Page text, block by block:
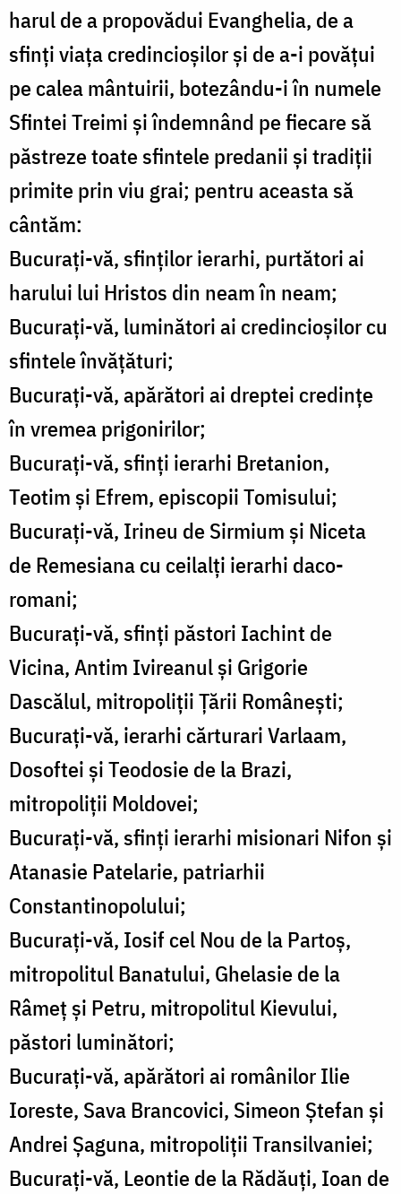
harul de a propovădui Evanghelia, de a
sfinţi viaţa credincioşilor şi de a-i povăţui
pe calea mântuirii, botezându-i în numele
Sfintei Treimi şi îndemnând pe fiecare să
păstreze toate sfintele predanii şi tradiţii
primite prin viu grai; pentru aceasta să
cântăm:
Bucuraţi-vă, sfinţilor ierarhi, purtători ai
harului lui Hristos din neam în neam;
Bucuraţi-vă, luminători ai credincioşilor cu
sfintele învăţături;
Bucuraţi-vă, apărători ai dreptei credinţe
în vremea prigonirilor;
Bucuraţi-vă, sfinţi ierarhi Bretanion,
Teotim şi Efrem, episcopii Tomisului;
Bucuraţi-vă, Irineu de Sirmium şi Niceta
de Remesiana cu ceilalţi ierarhi daco-
romani;
Bucuraţi-vă, sfinţi păstori Iachint de
Vicina, Antim Ivireanul şi Grigorie
Dascălul, mitropoliţii Ţării Româneşti;
Bucuraţi-vă, ierarhi cărturari Varlaam,
Dosoftei şi Teodosie de la Brazi,
mitropoliţii Moldovei;
Bucuraţi-vă, sfinţi ierarhi misionari Nifon şi
Atanasie Patelarie, patriarhii
Constantinopolului;
Bucuraţi-vă, Iosif cel Nou de la Partoş,
mitropolitul Banatului, Ghelasie de la
Râmeţ şi Petru, mitropolitul Kievului,
păstori luminători;
Bucuraţi-vă, apărători ai românilor Ilie
Ioreste, Sava Brancovici, Simeon Ştefan şi
Andrei Şaguna, mitropoliţii Transilvaniei;
Bucuraţi-vă, Leontie de la Rădăuţi, Ioan de